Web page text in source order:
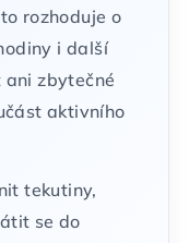
rozhoduje o
i další
ani zbytečné
aktivního
tekutiny,
se do